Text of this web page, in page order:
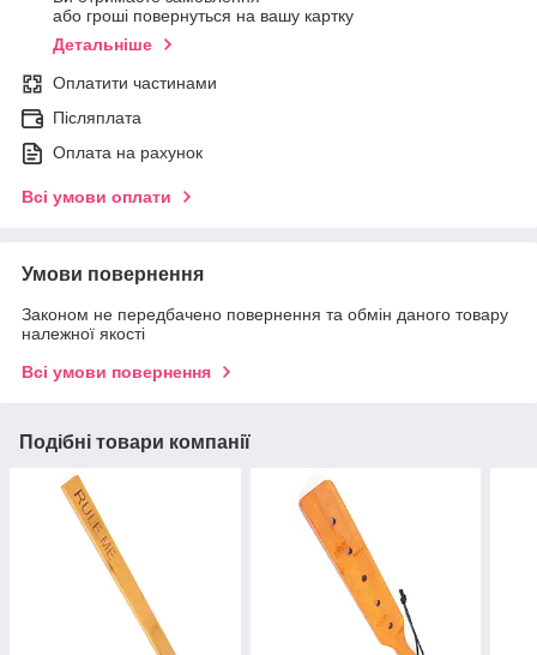
або гроші повернуться на вашу картку
Детальніше
Оплатити частинами
Післяплата
Оплата на рахунок
Всі умови оплати
Умови повернення
Законом не передбачено повернення та обмін даного товару
належної якості
Всі умови повернення
Подібні товари компанії